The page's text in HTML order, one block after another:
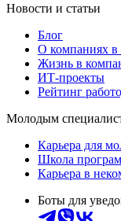
Новости и статьи
Блог
О компаниях в
Жизнь в
ИТ-проекты
Рейтинг
Молодым
Карьера для
Школа
Карьера в
Боты для